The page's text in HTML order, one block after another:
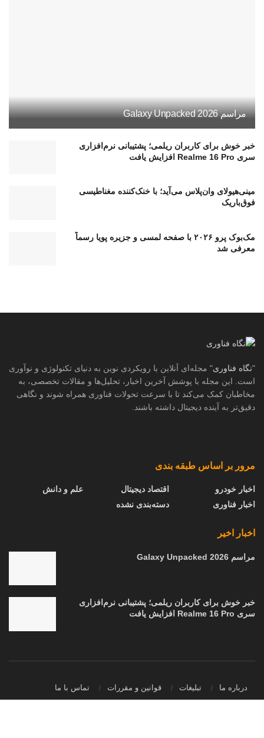
مراسم Galaxy Unpacked 2026
خبر خوش برای کاربران ریلمی؛ پشتیبانی نرم‌افزاری
سری Realme 16 Pro افزایش یافت
مینی‌هیولای وان‌پلاس می‌آید؛ با خنک‌کننده مغناطیسی
فوق‌باریک
مک‌بوک پرو ۲۰۲۶ با صفحه لمسی و جزیره پویا رسماً
معرفی شد
"نگاه فناوری" مجله‌ای آنلاین با رویکردی نوین به دنیای تکنولوژی و نوآوری
است. این مجله با پوشش آخرین اخبار، تحلیل‌ها و مقالات تخصصی، به
مخاطبان کمک می‌کند تا با سرعت تحولات فناوری همراه شوند و نگاهی
دقیق‌تر به آینده دیجیتال داشته باشند.
مرور بر اساس طبقه بندی
اخبار خودرو
اخبار فناوری
اقتصاد دیجیتال
دسته‌بندی نشده
علم و دانش
اخبار اخیر
مراسم Galaxy Unpacked 2026
خبر خوش برای کاربران ریلمی؛ پشتیبانی نرم‌افزاری
سری Realme 16 Pro افزایش یافت
درباره ما تبلیغات قوانین و مقررات تماس با ما